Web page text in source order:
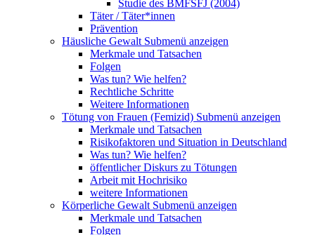
Studie des BMFSFJ (2004)
Täter / Täter*innen
Prävention
Häusliche Gewalt Submenü anzeigen
Merkmale und Tatsachen
Folgen
Was tun? Wie helfen?
Rechtliche Schritte
Weitere Informationen
Tötung von Frauen (Femizid) Submenü anzeigen
Merkmale und Tatsachen
Risikofaktoren und Situation in Deutschland
Was tun? Wie helfen?
öffentlicher Diskurs zu Tötungen
Arbeit mit Hochrisiko
weitere Informationen
Körperliche Gewalt Submenü anzeigen
Merkmale und Tatsachen
Folgen